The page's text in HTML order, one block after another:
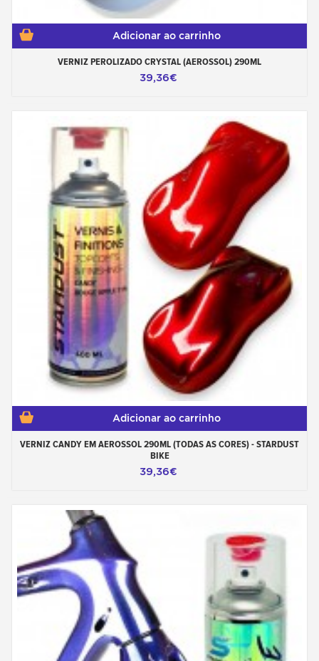
Adicionar ao carrinho
VERNIZ PEROLIZADO CRYSTAL (AEROSSOL) 290ML
39,36€
Adicionar ao carrinho
VERNIZ CANDY EM AEROSSOL 290ML (TODAS AS CORES) - STARDUST
BIKE
39,36€